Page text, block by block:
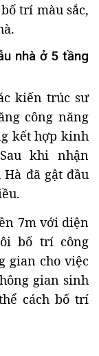
trí màu sắc,
nhà ở 5 tầng
kiến trúc sư
công năng
kết hợp kinh
khi nhận
đã gật đầu
7m với diện
bố trí công
gian cho việc
gian sinh
cách bố trí